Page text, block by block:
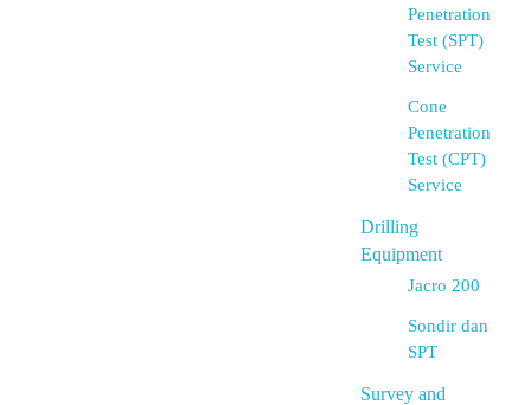
Penetration
Test (SPT)
Service
Cone
Penetration
Test (CPT)
Service
Drilling
Equipment
Jacro 200
Sondir dan
SPT
Survey and